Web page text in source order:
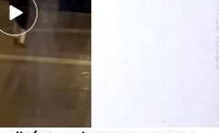
asesinó a una
cuatro el pasado
iglesias en Algeciras